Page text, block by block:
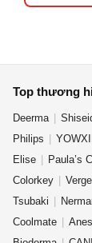
Top thương
Deerma
Philips
YOWXII
Elise
Paula’s
Colorkey
Tsubaki
Coolmate